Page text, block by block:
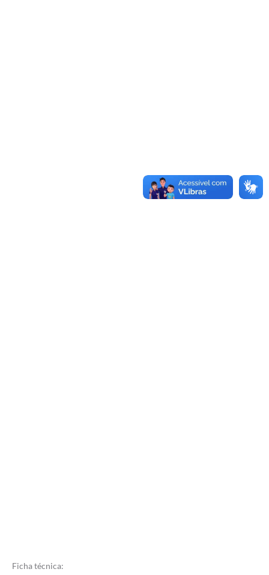
Ficha técnica: